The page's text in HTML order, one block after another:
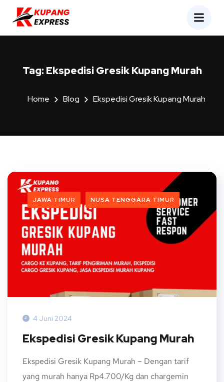
Tag: Ekspedisi Gresik Kupang Murah
Home Blog Ekspedisi Gresik Kupang Murah
JAWA TIMUR NUSA TENGGARA TIMUR
4 Juni 2024
Ekspedisi Gresik Kupang Murah
Ekspedisi Gresik Kupang Murah – Dengan tarif
yang murah hanya Rp4.700/Kg dan chargemin